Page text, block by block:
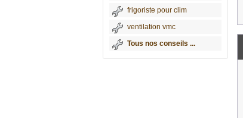
frigoriste pour clim
ventilation vmc
Tous nos conseils ...